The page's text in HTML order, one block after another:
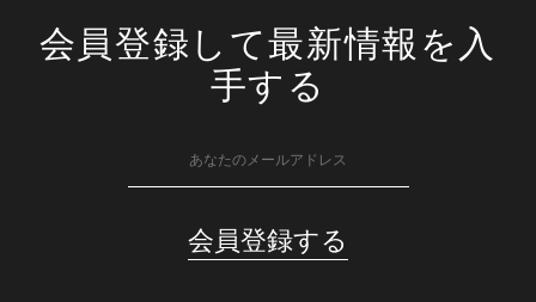
会員登録して最新情報を入
手する